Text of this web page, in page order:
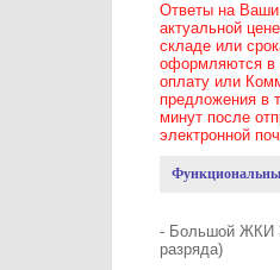
Ответы на
актуальной
складе или
оформляются в
оплату или
предложения в
минут после
электронной
- Большой ЖКИ
разряда)